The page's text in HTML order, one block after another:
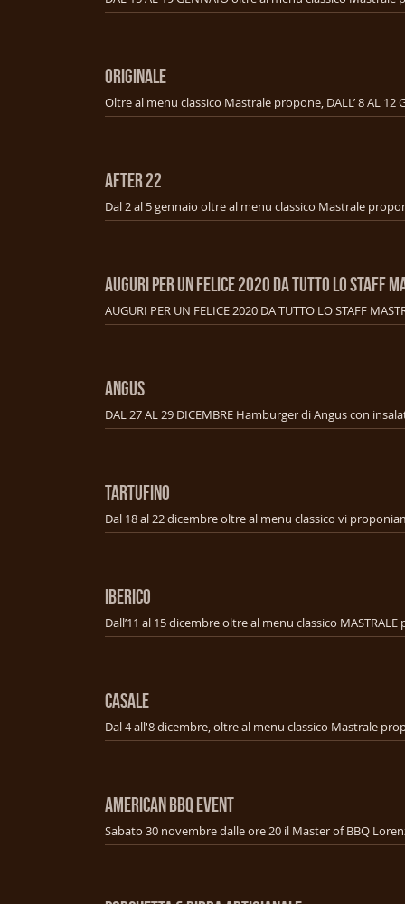
ORIGINALE
AFTER 22
AUGURI PER UN FELICE 2020 DA TUTTO LO STAFF
AUGURI PER UN FELICE 2020 DA TUTTO LO STAFF
ANGUS
TARTUFINO
IBERICO
CASALE
american bbq event